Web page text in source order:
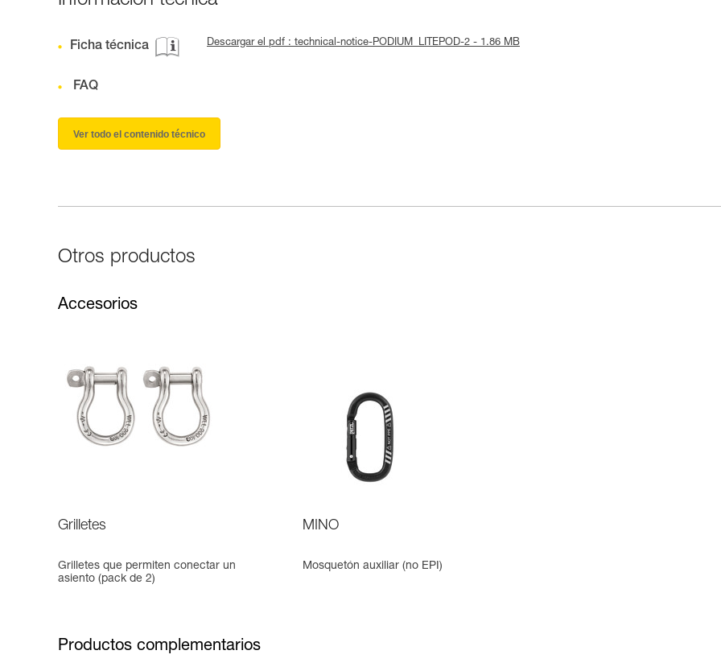
Ficha técnica Descargar el pdf : technical-notice-PODIUM_LITEPOD-2 - 1.86 MB
FAQ
Ver todo el contenido técnico
Otros productos
Accesorios
Grilletes
Grilletes que permiten conectar un
asiento (pack de 2)
MINO
Mosquetón auxiliar (no EPI)
Productos complementarios